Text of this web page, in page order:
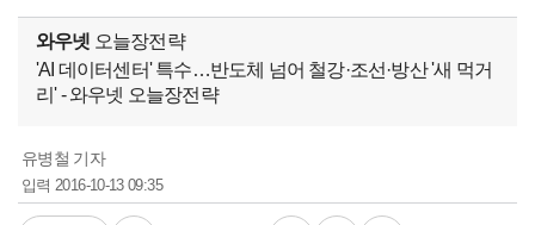
와우넷 오늘장전략
'AI 데이터센터' 특수…반도체 넘어 철강·조선·방산 '새 먹거
리' - 와우넷 오늘장전략
유병철 기자
입력2016-10-13 09:35